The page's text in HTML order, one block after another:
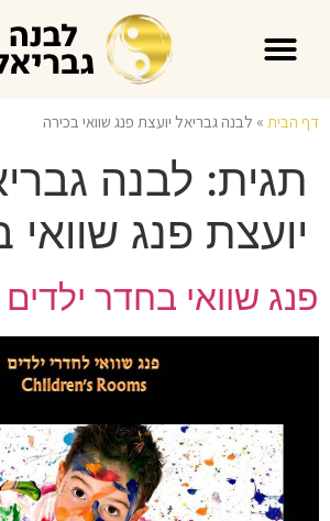
דף הבית » לבנה גבריאל יועצת פנג שוואי בכירה
תגית: לבנה
יועצת פנג שוואי
פנג שוואי בחדר ילדים